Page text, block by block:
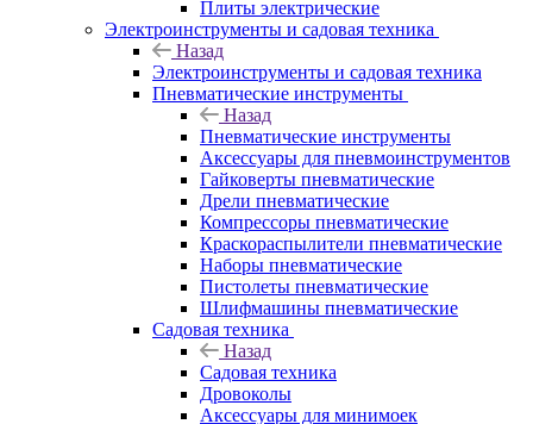
Плиты электрические
Электроинструменты и садовая техника
Назад
Электроинструменты и садовая техника
Пневматические инструменты
Назад
Пневматические инструменты
Аксессуары для пневмоинструментов
Гайковерты пневматические
Дрели пневматические
Компрессоры пневматические
Краскораспылители пневматические
Наборы пневматические
Пистолеты пневматические
Шлифмашины пневматические
Садовая техника
Назад
Садовая техника
Дровоколы
Аксессуары для минимоек